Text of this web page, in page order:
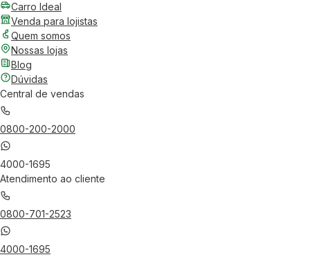
Carro Ideal
Venda para lojistas
Quem somos
Nossas lojas
Blog
Dúvidas
Central de vendas
0800-200-2000
4000-1695
Atendimento ao cliente
0800-701-2523
4000-1695